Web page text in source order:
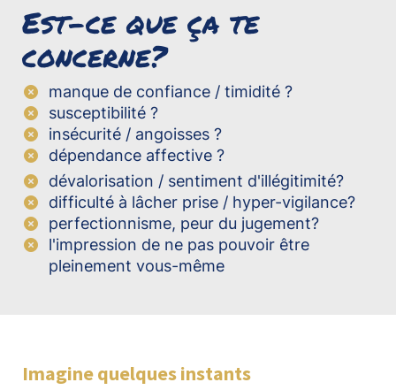
Est-ce que ça te
concerne?
manque de confiance / timidité ?
susceptibilité ?
insécurité / angoisses ?
dépendance affective ?
dévalorisation / sentiment d'illégitimité?
difficulté à lâcher prise / hyper-vigilance?
perfectionnisme, peur du jugement?
l'impression de ne pas pouvoir être
pleinement vous-même
Imagine quelques instants